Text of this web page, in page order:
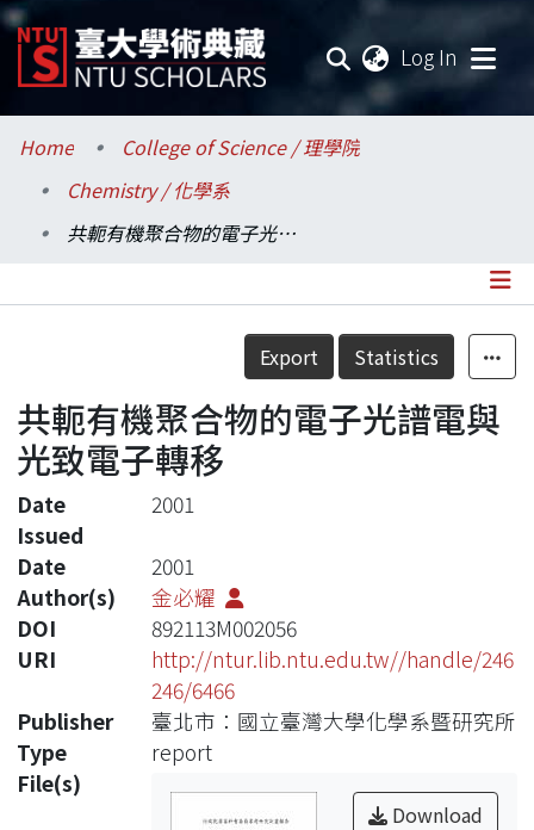
Log In
Communities & Collections
Research Outputs
Statistics
Home
College of Science / 理學院
Chemistry / 化學系
共軛有機聚合物的電子光譜電與光致電子轉移
Details
Export Statistics
共軛有機聚合物的電子光譜電與
光致電子轉移
Date
Issued
2001
Date
2001
Author(s)
金必耀
DOI
892113M002056
URI
http://ntur.lib.ntu.edu.tw//handle/246
246/6466
Publisher
臺北市：國立臺灣大學化學系暨研究所
Type
report
File(s)
Download